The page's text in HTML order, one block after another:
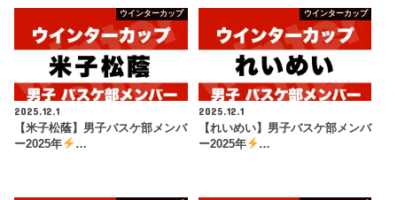
ウインターカップ
2025.12.1
【米子松蔭】男子バスケ部メンバ
ー2025年
…
ウインターカップ
2025.12.1
【れいめい】男子バスケ部メンバ
ー2025年
…